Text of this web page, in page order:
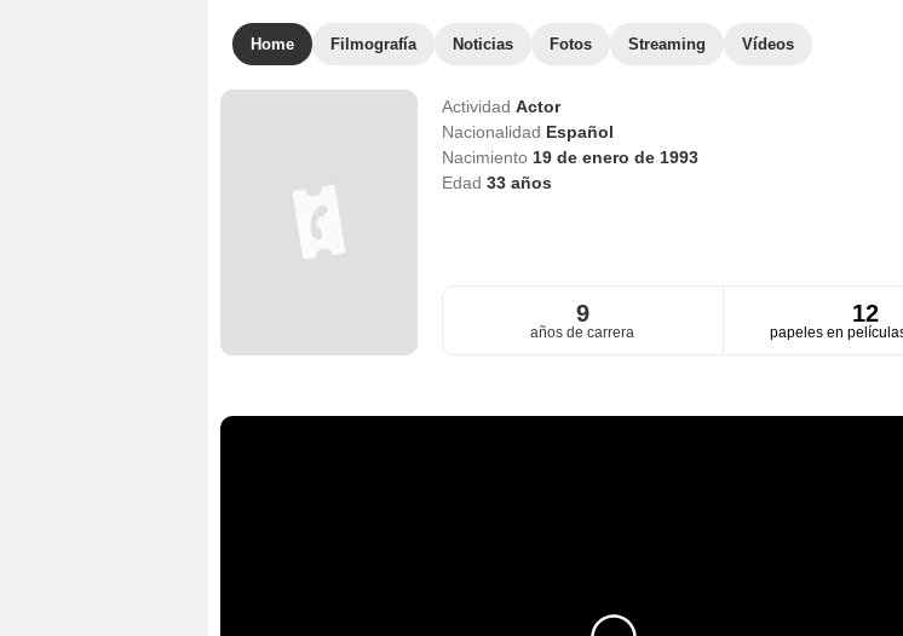
Home Filmografía Noticias Fotos Streaming Vídeos
Actividad Actor
Nacionalidad Español
Nacimiento 19 de enero de 1993
Edad 33años
9
años de carrera
12
papeles en